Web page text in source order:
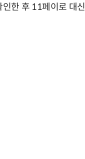
한 후 11페이로 대신